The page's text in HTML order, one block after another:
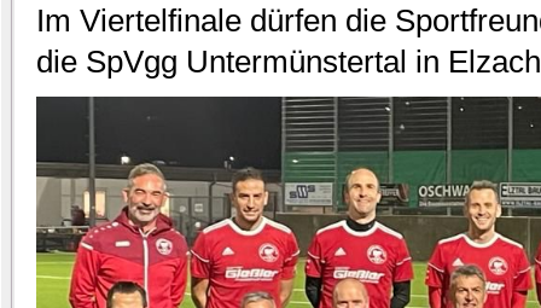
Im Viertelfinale dürfen die
die SpVgg Untermünstertal in